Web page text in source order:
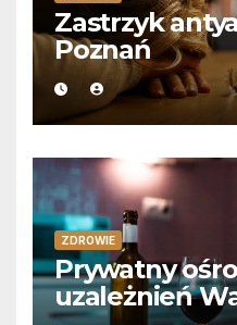
Zastrzyk
Poznań
ZDROWIE
Prywatny
uzależnień